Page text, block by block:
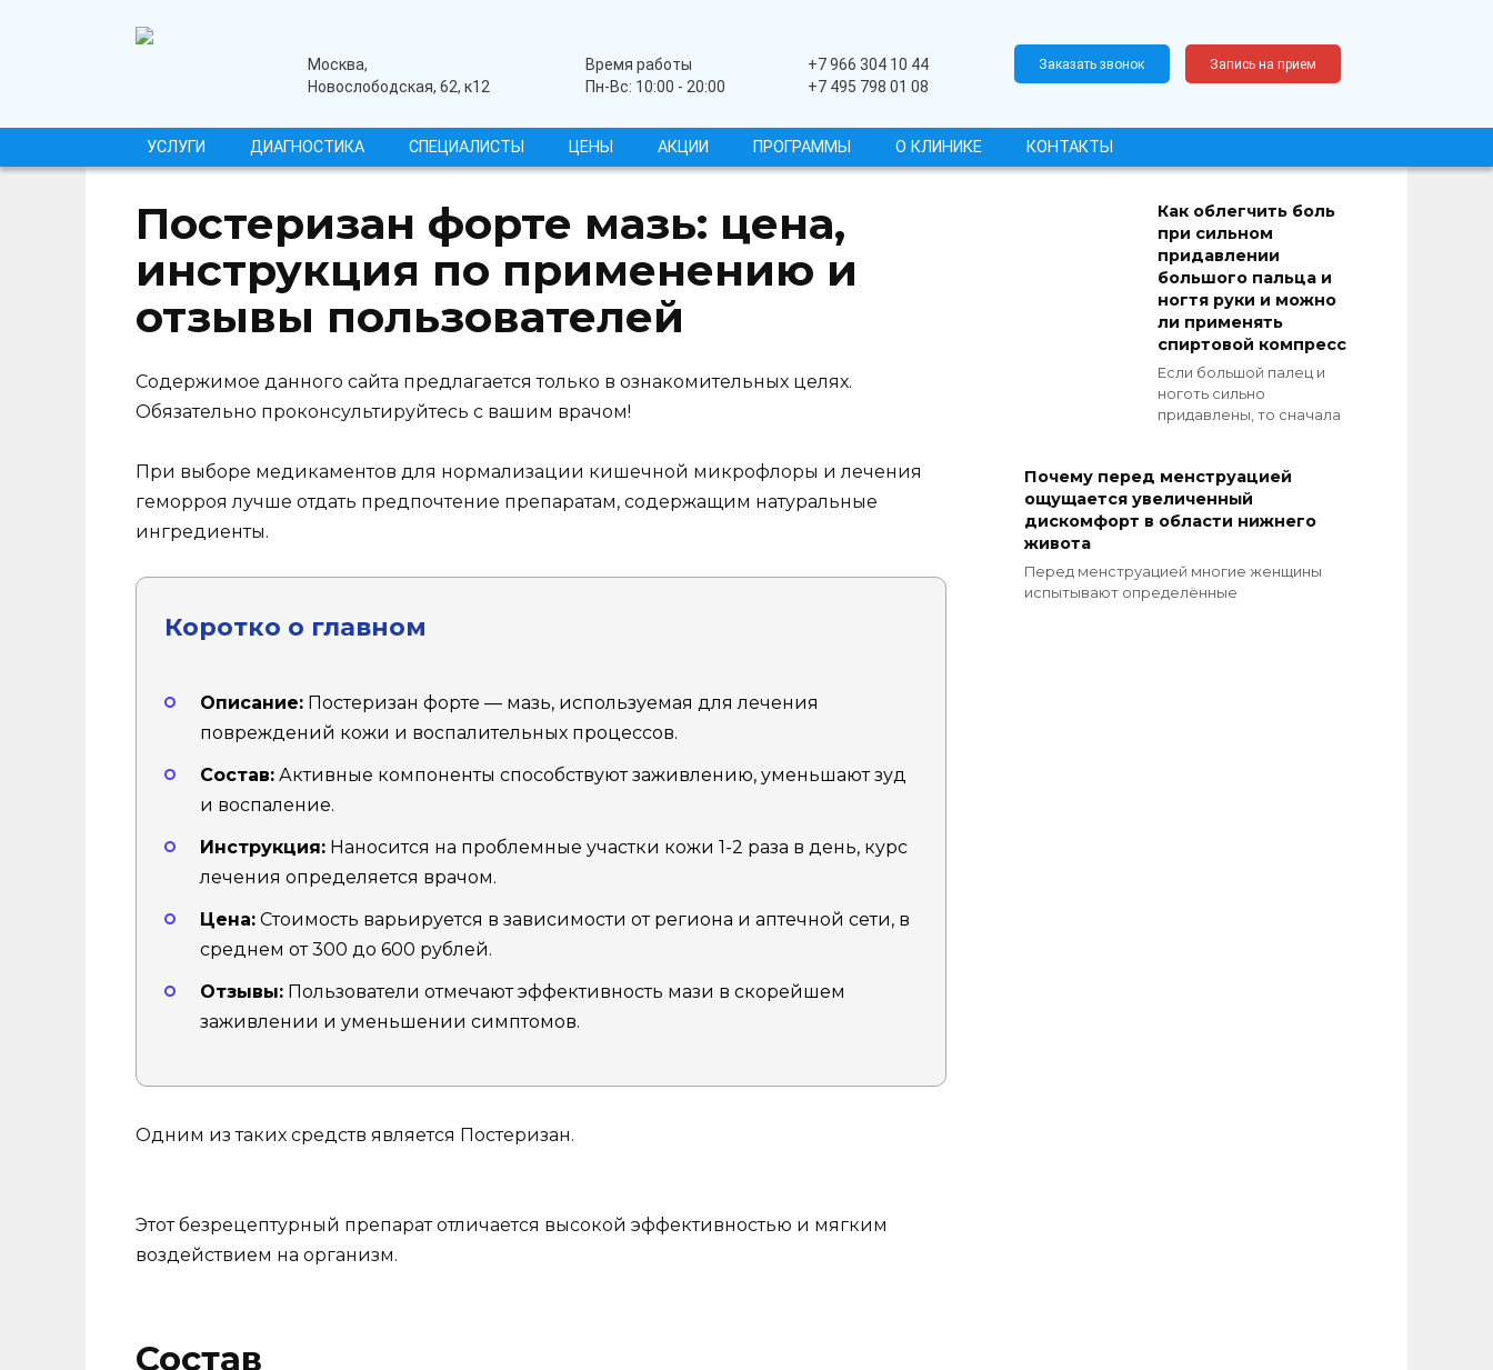
медицинский центрМосква,
Новослободская, 62, к12
Время работы
Пн-Вс: 10:00 - 20:00
+7 966 304 10 44
+7 495 798 01 08
Заказать звонок Запись на прием
УСЛУГИ ДИАГНОСТИКА СПЕЦИАЛИСТЫ ЦЕНЫ АКЦИИ ПРОГРАММЫ О КЛИНИКЕ КОНТАКТЫ
Постеризан форте мазь: цена,
инструкция по применению и
отзывы пользователей
Содержимое данного сайта предлагается только в ознакомительных целях.
Обязательно проконсультируйтесь с вашим врачом!
При выборе медикаментов для нормализации кишечной микрофлоры и лечения
геморроя лучше отдать предпочтение препаратам, содержащим натуральные
ингредиенты.
Коротко о главном
Описание: Постеризан форте — мазь, используемая для лечения
повреждений кожи и воспалительных процессов.
Состав: Активные компоненты способствуют заживлению, уменьшают зуд
и воспаление.
Инструкция: Наносится на проблемные участки кожи 1-2 раза в день, курс
лечения определяется врачом.
Цена: Стоимость варьируется в зависимости от региона и аптечной сети, в
среднем от 300 до 600 рублей.
Отзывы: Пользователи отмечают эффективность мази в скорейшем
заживлении и уменьшении симптомов.
Одним из таких средств является Постеризан.
Этот безрецептурный препарат отличается высокой эффективностью и мягким
воздействием на организм.
Состав
Как облегчить боль
при сильном
придавлении
большого пальца и
ногтя руки и можно
ли применять
спиртовой компресс
Если большой палец и
ноготь сильно
придавлены, то сначала
Почему перед менструацией
ощущается увеличенный
дискомфорт в области нижнего
живота
Перед менструацией многие женщины
испытывают определённые